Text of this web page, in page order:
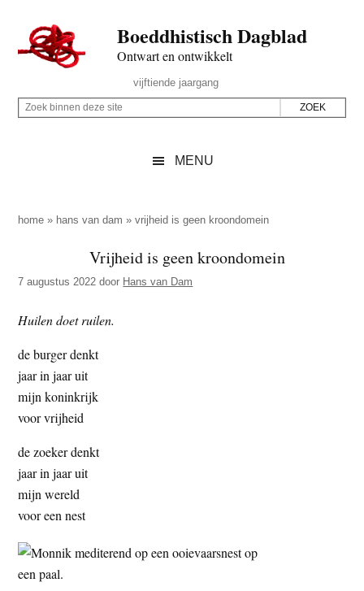
naar
de
inhoud
secondary
naar
de
sidebar
naar
de
Boeddhistisch Dagblad
Ontwart en ontwikkelt
Rechts
vijftiende jaargang
Z
p
z
e
i
t
e
Z
i
e
d
z
e
s
i
t
e
MENU
home » hans van dam »vrijheid is geen kroondomein
Vrijheid is geen kroondomein
7 augustus 2022 door Hans van Dam
Huilen doet ruilen.
de burger denkt
jaar in jaar uit
mijn koninkrijk
voor vrijheid
de zoeker denkt
jaar in jaar uit
mijn wereld
voor een nest